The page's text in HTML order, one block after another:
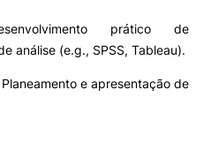
Sugestões,
prático de
análise (e.g., SPSS, Tableau).
e apresentação de